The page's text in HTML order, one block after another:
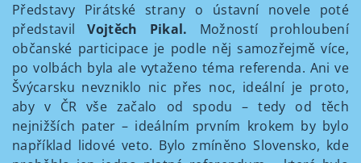
Představy Pirátské strany o ústavní novele poté
představilVojtěch Pikal. Možností prohloubení
občanské participace je podle něj samozřejmě více,
po volbách byla ale vytaženo téma referenda. Ani ve
Švýcarsku nevzniklo nic přes noc, ideální je proto,
aby v ČR vše začalo od spodu – tedy od těch
nejnižších pater – ideálním prvním krokem by bylo
například lidové veto. Bylo zmíněno Slovensko, kde